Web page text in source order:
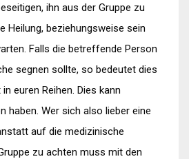
ihn aus der Gruppe zu
Heilung, beziehungsweise sein
Falls die betreffende Person
segnen sollte, so bedeutet dies
euren Reihen. Dies kann
haben. Wer sich also lieber eine
auf die medizinische
zu achten muss mit den